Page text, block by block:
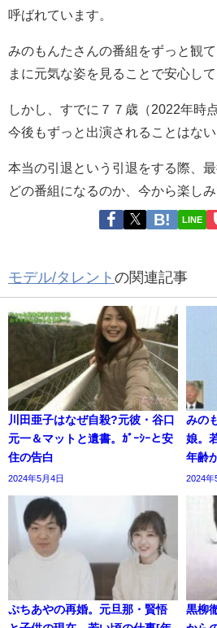
呼ばれています。
みのもんたさんの番組をずっと観
まに元気な姿を見ることで安心し
しかし、すでに７７歳（2022年時
今後もずっと出演されることはない
本当の引退という引退をする際、
どの番組になるのか、今から楽しみ
LINE
モデル/タレント の関連記事
川田亜子はなぜ自殺?元彼・谷口
元一＆マットと遺書。ｶﾞｰｼｰと安
住の告白
2024年5月4日
みの
娘。
年齢
2024年
ぷちあやの再婚。元旦那・賢悟
黒柳